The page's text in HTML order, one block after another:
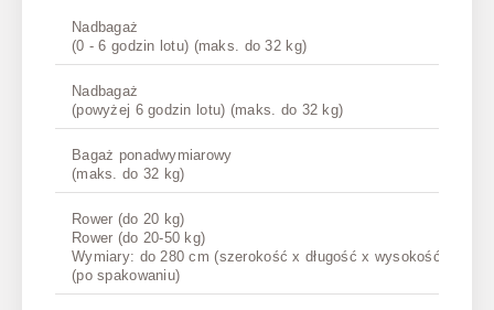
Nadbagaż
(0 - 6 godzin lotu) (maks. do 32 kg)
Nadbagaż
(powyżej 6 godzin lotu) (maks. do 32 kg)
Bagaż ponadwymiarowy
(maks. do 32 kg)
Rower (do 20 kg)
Rower (do 20-50 kg)
Wymiary: do 280 cm (szerokość x długość x wysokość)
(po spakowaniu)